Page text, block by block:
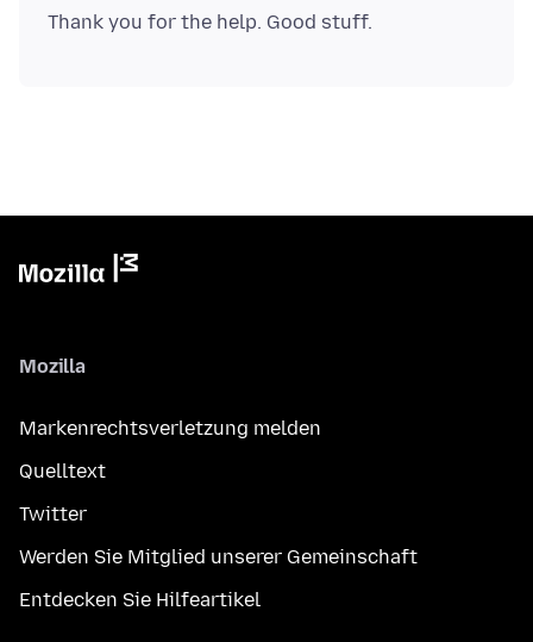
Mozilla
Markenrechtsverletzung melden
Quelltext
Twitter
Werden Sie Mitglied unserer Gemeinschaft
Entdecken Sie Hilfeartikel